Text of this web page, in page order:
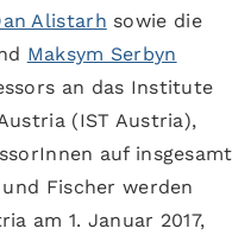
Alistarh sowie die
Maksym Serbyn
an das Institute
(IST Austria),
auf insgesamt
Fischer werden
am 1. Januar 2017,